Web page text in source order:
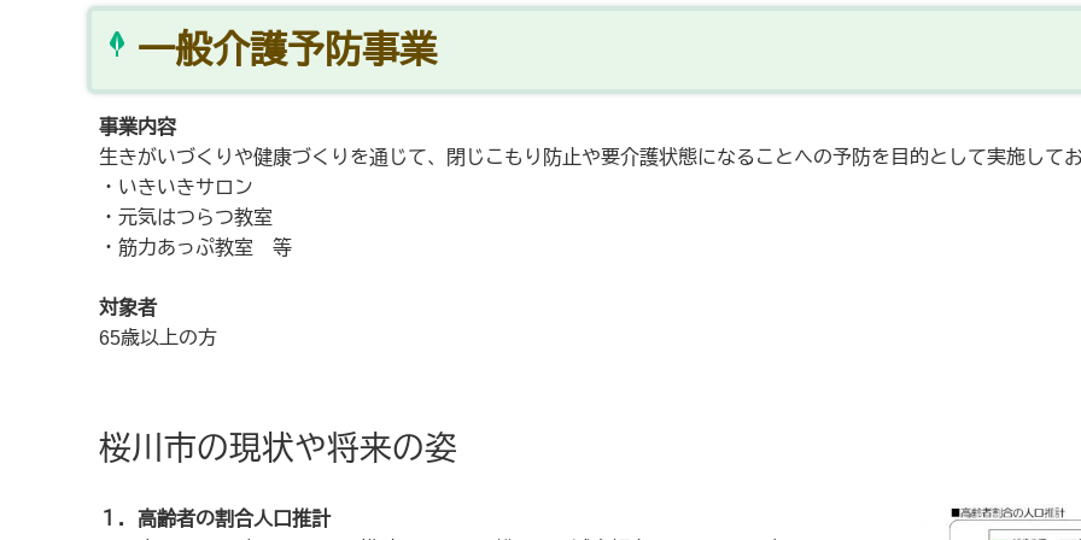
一般介護予防事業
事業内容
生きがいづくりや健康づくりを通じて、閉じこもり防止や要介護状態になることへの予防を目的として実施して
・いきいきサロン
・元気はつらつ教室
・筋力あっぷ教室 等
対象者
65歳以上の方
桜川市の現状や将来の姿
１．高齢者の割合人口推計